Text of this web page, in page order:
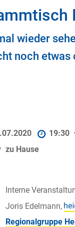
wieder
noch etwas
19:30
zu Hause
Interne
Joris Edelmann,
Regionalgruppe